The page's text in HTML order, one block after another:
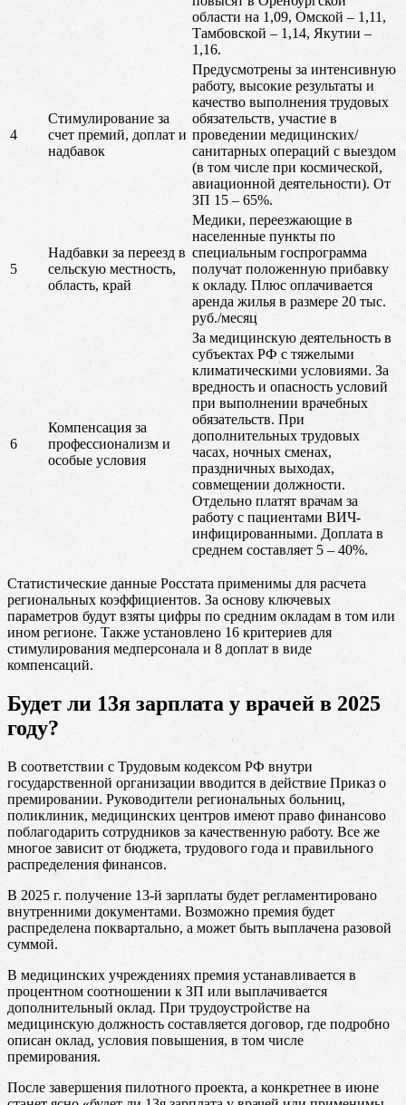
области на 1,09, Омской – 1,11,
Тамбовской – 1,14, Якутии –
1,16.
4
Стимулирование за
счет премий, доплат и
надбавок
Предусмотрены за интенсивную
работу, высокие результаты и
качество выполнения трудовых
обязательств, участие в
проведении медицинских/
санитарных операций с выездом
(в том числе при космической,
авиационной деятельности). От
ЗП 15 – 65%.
5
Надбавки за переезд в
сельскую местность,
область, край
Медики, переезжающие в
населенные пункты по
специальным госпрограмма
получат положенную прибавку
к окладу. Плюс оплачивается
аренда жилья в размере 20 тыс.
руб./месяц
6
Компенсация за
профессионализм и
особые условия
За медицинскую деятельность в
субъектах РФ с тяжелыми
климатическими условиями. За
вредность и опасность условий
при выполнении врачебных
обязательств. При
дополнительных трудовых
часах, ночных сменах,
праздничных выходах,
совмещении должности.
Отдельно платят врачам за
работу с пациентами ВИЧ-
инфицированными. Доплата в
среднем составляет 5 – 40%.
Статистические данные Росстата применимы для расчета
региональных коэффициентов. За основу ключевых
параметров будут взяты цифры по средним окладам в том или
ином регионе. Также установлено 16 критериев для
стимулирования медперсонала и 8 доплат в виде
компенсаций.
Будет ли 13я зарплата у врачей в 2025
году?
В соответствии с Трудовым кодексом РФ внутри
государственной организации вводится в действие Приказ о
премировании. Руководители региональных больниц,
поликлиник, медицинских центров имеют право финансово
поблагодарить сотрудников за качественную работу. Все же
многое зависит от бюджета, трудового года и правильного
распределения финансов.
В 2025 г. получение 13-й зарплаты будет регламентировано
внутренними документами. Возможно премия будет
распределена поквартально, а может быть выплачена разовой
суммой.
В медицинских учреждениях премия устанавливается в
процентном соотношении к ЗП или выплачивается
дополнительный оклад. При трудоустройстве на
медицинскую должность составляется договор, где подробно
описан оклад, условия повышения, в том числе
премирования.
После завершения пилотного проекта, а конкретнее в июне